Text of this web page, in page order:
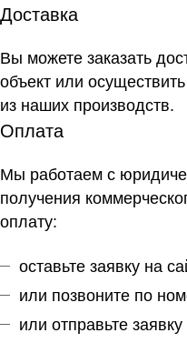
Доставка
Вы можете заказать
объект или
из наших производств.
Оплата
Мы работаем с
получения
оплату:
оставьте заявку на
или позвоните по
или отправьте